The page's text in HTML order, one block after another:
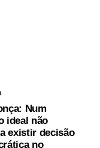
Num
ideal não
existir decisão
no